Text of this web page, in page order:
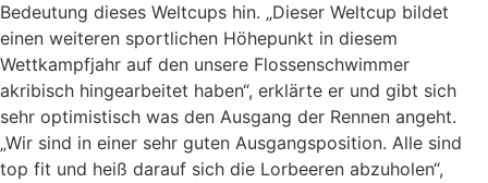
Bedeutung dieses Weltcups hin. „Dieser Weltcup bildet
einen weiteren sportlichen Höhepunkt in diesem
Wettkampfjahr auf den unsere Flossenschwimmer
akribisch hingearbeitet haben“, erklärte er und gibt sich
sehr optimistisch was den Ausgang der Rennen angeht.
„Wir sind in einer sehr guten Ausgangsposition. Alle sind
top fit und heiß darauf sich die Lorbeeren abzuholen“,